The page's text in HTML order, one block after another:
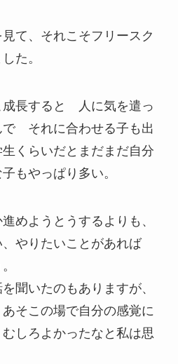
て、それこそフリースク
した。
長すると 人に気を遣っ
で それに合わせる子も出
くらいだとまだまだ自分
もやっぱり多い。
めようとうするよりも、
、やりたいことがあれば
聞いたのもありますが、
そこの場で自分の感覚に
しろよかったなと私は思